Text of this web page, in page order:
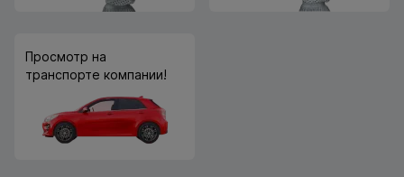
Просмотр на
транспорте компании!